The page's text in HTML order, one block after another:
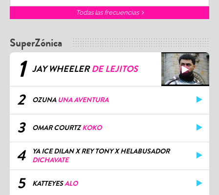
Todas las frecuencias
SuperZónica
1 JAY WHEELERDE LEJITOS
2 OZUNA UNA AVENTURA
3 OMAR COURTZKOKO
4
YA ICE DILAN X REY TONY X HELABUSADOR
DICHAVATE
5 KATTEYESALO